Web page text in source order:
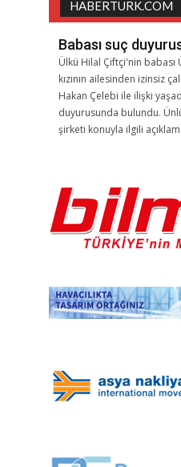
HABERTURK.COM
Babası suç
Ülkü Hilal Çiftçi'nin
kızının ailesinden izinsiz
Hakan Çelebi ile ilişki
duyurusunda bulundu.
şirketi konuyla ilgili